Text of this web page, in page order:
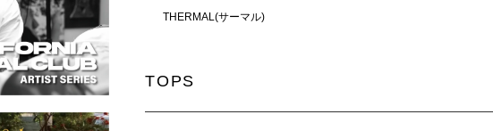
THERMAL(サーマル)
TOPS